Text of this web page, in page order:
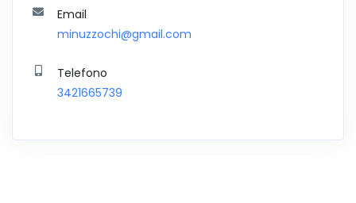
Email
minuzzochi@gmail.com
Telefono
3421665739